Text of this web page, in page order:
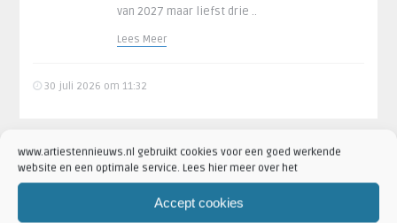
www.artiestennieuws.nl gebruikt cookies voor een goed werkende
website en een optimale service. Lees hier meer over het
Accept cookies
van 2027 maar liefst drie ..
Lees Meer
30 juli 2026 om 11:32
Glen Hansard (56)
omgekomen bij